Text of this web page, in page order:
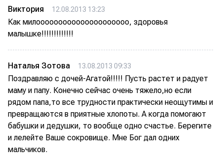
Виктория 12.08.2013 13:23
Как милооооооооооооооооооооо, здоровья
малышке!!!!!!!!!!!!!
Наталья Зотова 13.08.2013 09:33
Поздравляю с дочей-Агатой!!!!! Пусть растет и радует
маму и папу. Конечно сейчас очень тяжело,но если
рядом папа,то все трудности практически неощутимы и
превращаются в приятные хлопоты. А когда помогают
бабушки и дедушки, то вообще одно счастье. Берегите
и лелейте Ваше сокровище. Мне Бог дал одних
мальчиков.